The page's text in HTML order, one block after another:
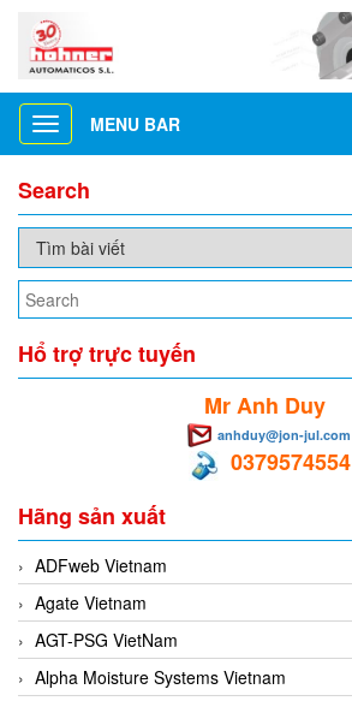
Toggle
navigation
MENU BAR
Search
Hổ trợ trực tuyến
Mr Anh Duy
anhduy@jon-jul.com
0379574554
Hãng sản xuất
ADFweb Vietnam
Agate Vietnam
AGT-PSG VietNam
Alpha Moisture Systems Vietnam